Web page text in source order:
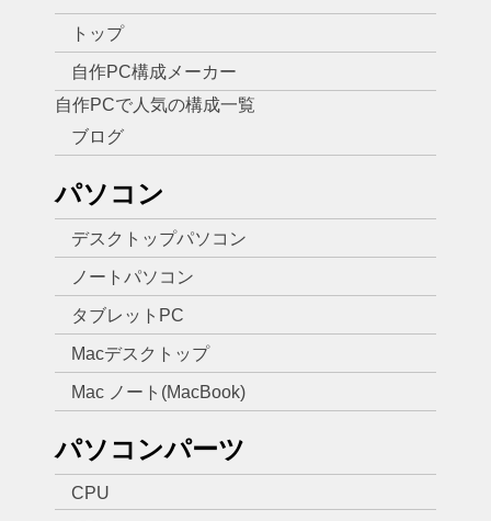
トップ
自作PC構成メーカー
自作PCで人気の構成一覧
ブログ
パソコン
デスクトップパソコン
ノートパソコン
タブレットPC
Macデスクトップ
Mac ノート(MacBook)
パソコンパーツ
CPU